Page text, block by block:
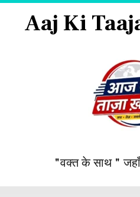
Aaj Ki
"वक्त के साथ "